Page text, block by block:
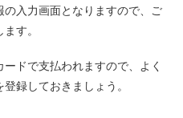
入力画面となりますので、ご
す。
ドで支払われますので、よく
録しておきましょう。